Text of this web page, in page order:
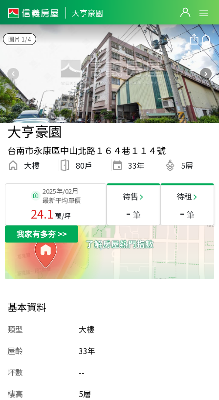
大亨豪園
圖片 1/4
大亨豪園
台南市永康區中山北路１６４巷１１４號
大樓 80戶 33年 5層
2025年/02月
最新平均單價
24.1 萬/坪
待售
- 筆
待租
- 筆
我家有多夯>>
基本資料
類型
大樓
屋齡
33年
坪數
--
樓高
5層